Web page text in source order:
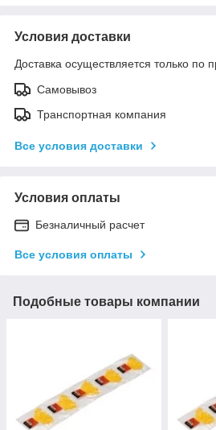
Условия доставки
Доставка осуществляется только по
Самовывоз
Транспортная компания
Все условия доставки
Условия оплаты
Безналичный расчет
Все условия оплаты
Подобные товары компании